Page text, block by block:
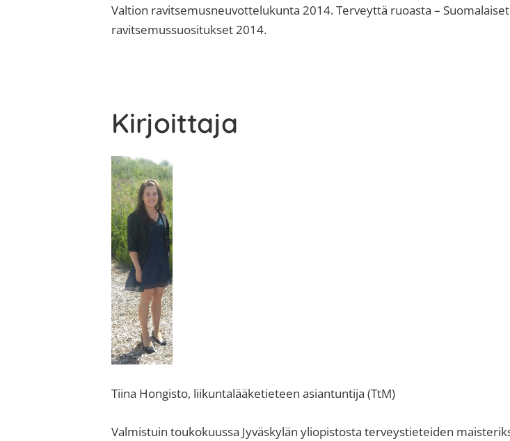
Valtion ravitsemusneuvottelukunta 2014. Terveyttä ruoasta – Suomalaiset
ravitsemussuositukset 2014.
Kirjoittaja
Tiina Hongisto, liikuntalääketieteen asiantuntija (TtM)
Valmistuin toukokuussa Jyväskylän yliopistosta terveystieteiden